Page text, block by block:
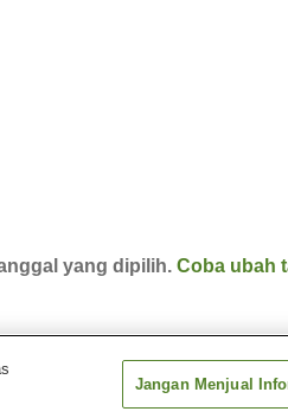
yang dipilih. Coba ubah
Jangan Menjual